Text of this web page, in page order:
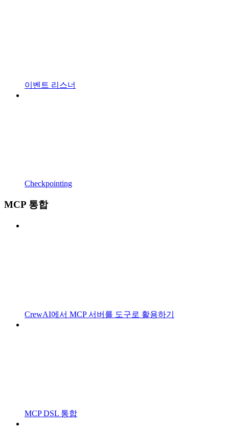
이벤트 리스너
Checkpointing
MCP 통합
CrewAI에서 MCP 서버를 도구로 활용하기
MCP DSL 통합